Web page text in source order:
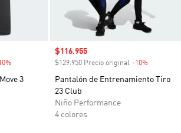
3
Precio de venta
$116.955
$129.950 Precio original -10%
Pantalón de Entrenamiento Tiro
23 Club
Niño Performance
4 colores